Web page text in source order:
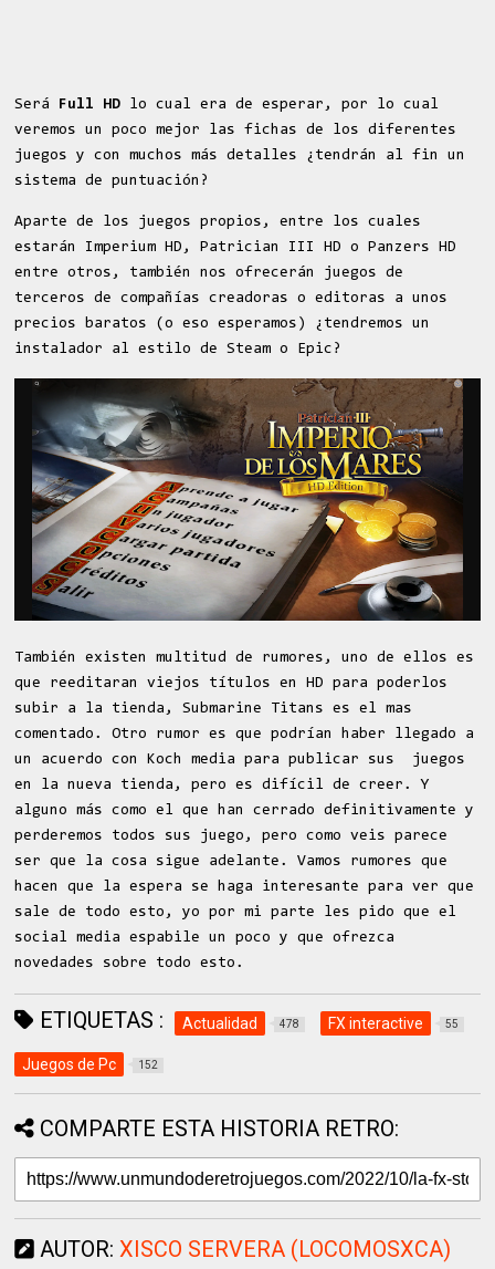
Será Full HD lo cual era de esperar, por lo cual
veremos un poco mejor las fichas de los diferentes
juegos y con muchos más detalles ¿tendrán al fin un
sistema de puntuación?
Aparte de los juegos propios, entre los cuales
estarán Imperium HD, Patrician III HD o Panzers HD
entre otros, también nos ofrecerán juegos de
terceros de compañías creadoras o editoras a unos
precios baratos (o eso esperamos) ¿tendremos un
instalador al estilo de Steam o Epic?
También existen multitud de rumores, uno de ellos es
que reeditaran viejos títulos en HD para poderlos
subir a la tienda, Submarine Titans es el mas
comentado. Otro rumor es que podrían haber llegado a
un acuerdo con Koch media para publicar sus juegos
en la nueva tienda, pero es difícil de creer. Y
alguno más como el que han cerrado definitivamente y
perderemos todos sus juego, pero como veis parece
ser que la cosa sigue adelante. Vamos rumores que
hacen que la espera se haga interesante para ver que
sale de todo esto, yo por mi parte les pido que el
social media espabile un poco y que ofrezca
novedades sobre todo esto.
ETIQUETAS : Actualidad 478 FX interactive 55
Juegos de Pc 152
COMPARTE ESTA HISTORIA RETRO:
AUTOR: XISCO SERVERA (LOCOMOSXCA)